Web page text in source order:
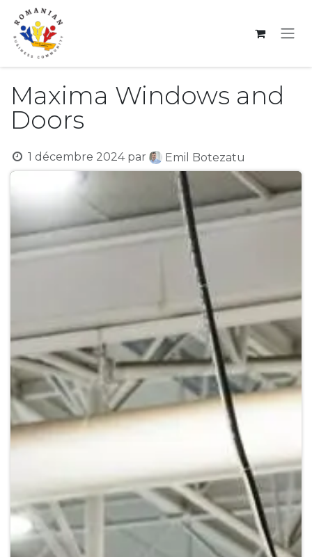
Se rendre au contenu
Maxima Windows and
Doors
1 décembre 2024 par Emil Botezatu